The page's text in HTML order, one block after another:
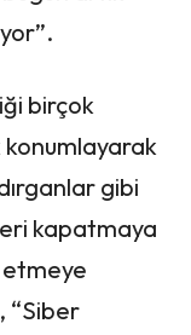
birçok
gibi
kapatmaya
etmeye
, “Siber